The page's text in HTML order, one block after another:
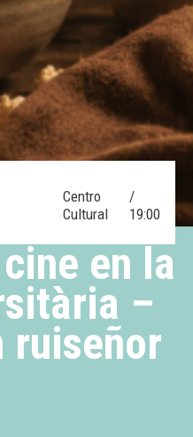
Centro
Cultural
/
19:00
en la
–
ruiseñor